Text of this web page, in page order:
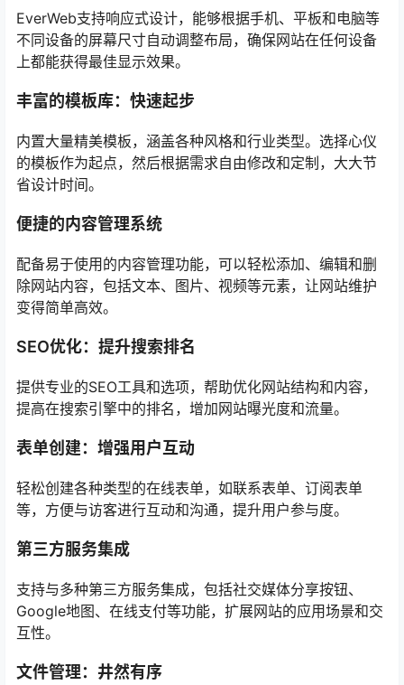
EverWeb支持响应式设计，能够根据手机、平板和电脑等
不同设备的屏幕尺寸自动调整布局，确保网站在任何设备
上都能获得最佳显示效果。
丰富的模板库：快速起步
内置大量精美模板，涵盖各种风格和行业类型。选择心仪
的模板作为起点，然后根据需求自由修改和定制，大大节
省设计时间。
便捷的内容管理系统
配备易于使用的内容管理功能，可以轻松添加、编辑和删
除网站内容，包括文本、图片、视频等元素，让网站维护
变得简单高效。
SEO优化：提升搜索排名
提供专业的SEO工具和选项，帮助优化网站结构和内容，
提高在搜索引擎中的排名，增加网站曝光度和流量。
表单创建：增强用户互动
轻松创建各种类型的在线表单，如联系表单、订阅表单
等，方便与访客进行互动和沟通，提升用户参与度。
第三方服务集成
支持与多种第三方服务集成，包括社交媒体分享按钮、
Google地图、在线支付等功能，扩展网站的应用场景和交
互性。
文件管理：井然有序